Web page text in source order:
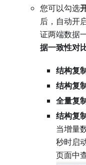
您可以勾选
后，自动开
证两端数据
据一致性对
结构复
结构复
全量复
结构复
当增量
秒时启
页面中